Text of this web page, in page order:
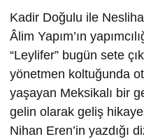
Kadir Doğulu ile
Âlim Yapım’ın
“Leylifer” bugün sete
yönetmen koltuğunda
yaşayan Meksikalı bir
gelin olarak geliş
Nihan Eren’in yazdığı